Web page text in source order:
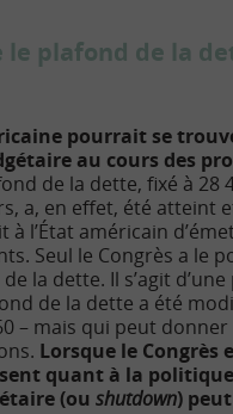
le plafond de la
pourrait se
au cours des
de la dette, fixé à 28
a, en effet, été atteint
l’État américain
Seul le Congrès a le
la dette. Il s’agit
de la dette a été
– mais qui peut donner
Lorsque le Congrès
quant à la
(ou shutdown)